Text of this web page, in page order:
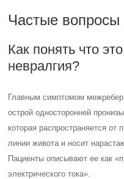
Частые вопросы
Как понять что
невралгия?
Главным симптомом
острой односторонней
которая распространяется от
линии живота и носит
Пациенты описывают ее как
электрического тока».